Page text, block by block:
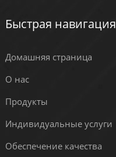
Быстрая навигация
Домашняя страница
О нас
Продукты
Индивидуальные услуги
Обеспечение качества